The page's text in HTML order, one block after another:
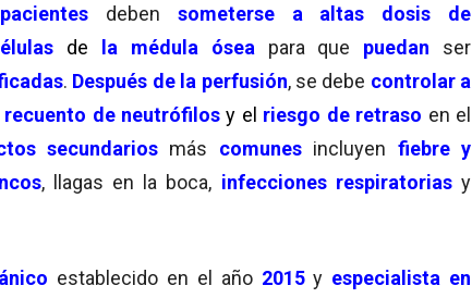
pacientes deben someterse a altas dosis de
de la médula ósea para que puedan ser
. Después de la perfusión, se debe controlar a
recuento de neutrófilosy el riesgo de retraso en el
secundarios más comunesincluyen fiebre y
, llagas en la boca, infecciones respiratoriasy
establecido en el año 2015 y especialista en